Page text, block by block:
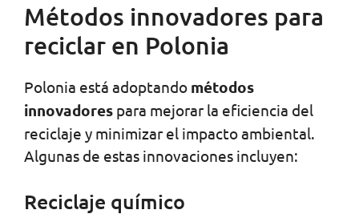
Métodos innovadores para
reciclar en Polonia
Polonia está adoptando métodos
innovadores para mejorar la eficiencia del
reciclaje y minimizar el impacto ambiental.
Algunas de estas innovaciones incluyen:
Reciclaje químico